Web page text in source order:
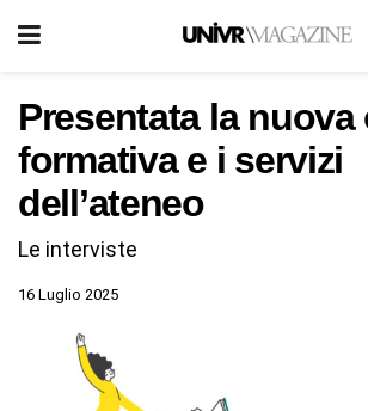
Presentata la nuova
formativa e i servizi
dell’ateneo
Le interviste
16 Luglio 2025